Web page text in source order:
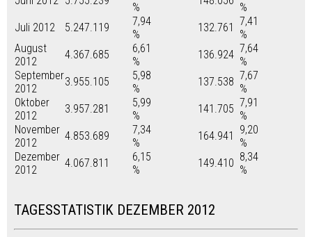
%
%
Juli 2012
5.247.119
7,94
%
132.761 7,41
%
August
2012
4.367.685
6,61
%
136.924 7,64
%
September
2012
3.955.105
5,98
%
137.538 7,67
%
Oktober
2012
3.957.281
5,99
%
141.705 7,91
%
November
2012
4.853.689
7,34
%
164.941
9,20
%
Dezember
2012
4.067.811
6,15
%
149.410 8,34
%
TAGESSTATISTIK DEZEMBER 2012